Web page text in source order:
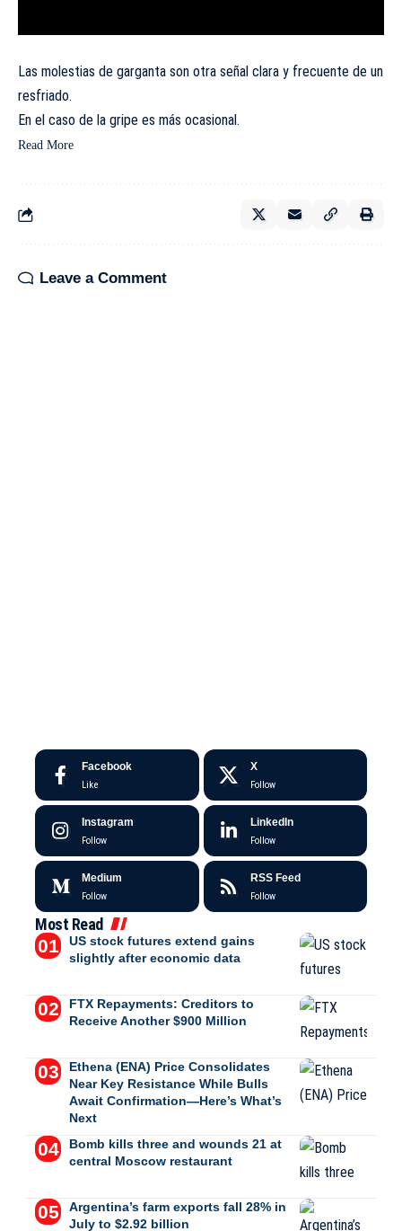
Las molestias de garganta son otra señal clara y frecuente de un
resfriado.
En el caso de la gripe es más ocasional.
Read More
Leave a Comment
Facebook
Like
X
Follow
Instagram
Follow
LinkedIn
Follow
Medium
Follow
RSS Feed
Follow
Most Read
US stock futures extend gains
slightly after economic data
FTX Repayments: Creditors to
Receive Another $900 Million
Ethena (ENA) Price Consolidates
Near Key Resistance While Bulls
Await Confirmation—Here’s What’s
Next
Bomb kills three and wounds 21 at
central Moscow restaurant
Argentina’s farm exports fall 28% in
July to $2.92 billion